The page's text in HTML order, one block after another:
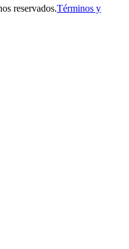
reservados.Términos y